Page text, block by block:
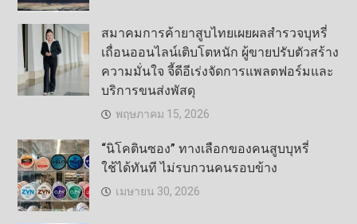
สมาคมการค้ายาสูบไทยเผยผลสำรวจบุหรี่
เถื่อนออนไลน์เติบโตหนัก ผู้ขายปรับตัวสร้าง
ความมั่นใจ จี้ดีอีเร่งจัดการแพลตฟอร์มและ
บริการขนส่งพัสดุ
พฤษภาคม 15, 2026
“นิโคตินซอง” ทางเลือกของคนสูบบุหรี่
ใช้ได้ทันที ไม่รบกวนคนรอบข้าง
เมษายน 30, 2026